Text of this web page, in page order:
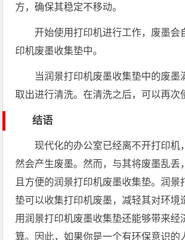
方，确保其稳定不移动。
开始使用打印机进行工作，废墨会
印机废墨收集垫中。
当润景打印机废墨收集垫中的废墨
取出进行清洗。在清洗之后，可以再次
结语
现代化的办公室已经离不开打印机
然会产生废墨。然而，与其将废墨乱丢
且方便的润景打印机废墨收集垫。润景
垫可以收集打印机废墨，减轻其对环境
用润景打印机废墨收集垫还能够带来经
算。因此，如果你是一个有环保意识的